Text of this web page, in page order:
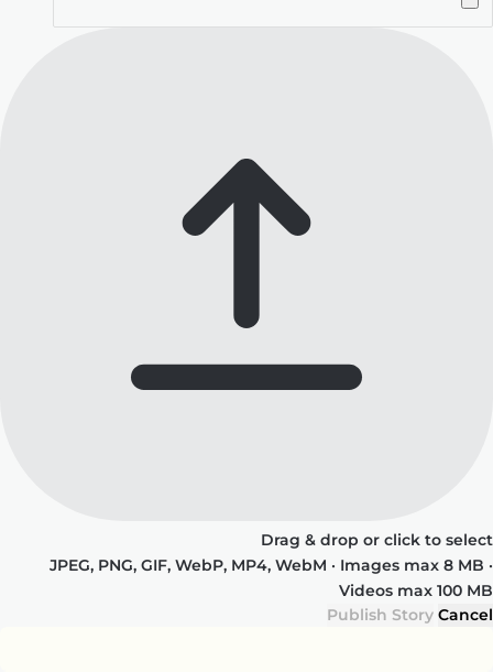
Drag & drop or click to select
JPEG, PNG, GIF, WebP, MP4, WebM · Images max 8 MB ·
Videos max 100 MB
Cancel
Publish Story